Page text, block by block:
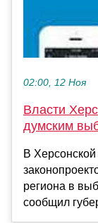
02:00, 12 Ноя
Власти
думским
В Херсонской
региона в
сообщил